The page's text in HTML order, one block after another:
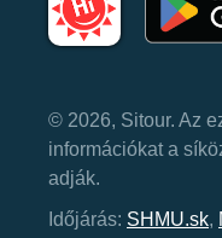
© 2026, Sitour. Az
információkat a
adják.
Időjárás: SHMU.sk,